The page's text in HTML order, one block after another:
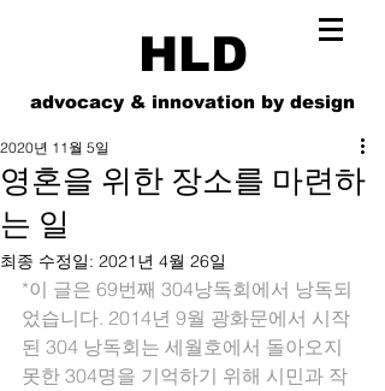
HLD
advocacy & innovation by design
영혼을 위한 장소를 마련하
는 일
2020년 11월 5일
최종 수정일: 2021년 4월 26일
*이 글은 69번째 304낭독회에서 낭독되
었습니다. 2014년 9월 광화문에서 시작
된 304 낭독회는 세월호에서 돌아오지
못한 304명을 기억하기 위해 시민과 작